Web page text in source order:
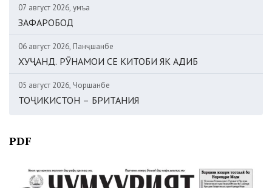
07 август 2026, Ҷумъа
ЗАФАРОБОД
06 август 2026, Панҷшанбе
ХУҶАНД. РӮНАМОИ СЕ КИТОБИ ЯК АДИБ
05 август 2026, Чоршанбе
ТОҶИКИСТОН – БРИТАНИЯ
PDF